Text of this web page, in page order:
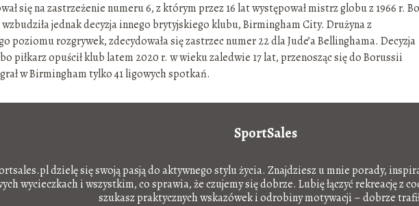
się na zastrzeżenie numeru 6, z którym przez 16 lat występował mistrz globu z 1966 r.
jednak decyzja innego brytyjskiego klubu, Birmingham City. Drużyna z
poziomu rozgrywek, zdecydowała się zastrzec numer 22 dla Jude’a Bellinghama. Decyzja
piłkarz opuścił klub latem 2020 r. w wieku zaledwie 17 lat, przenosząc się do Borussii
w Birmingham tylko 41 ligowych spotkań.
SportSales
dzielę się swoją pasją do aktywnego stylu życia. Znajdziesz u mnie porady,
wycieczkach i wszystkim, co sprawia, że czujemy się dobrze. Lubię łączyć rekreację z
szukasz praktycznych wskazówek i odrobiny motywacji – dobrze